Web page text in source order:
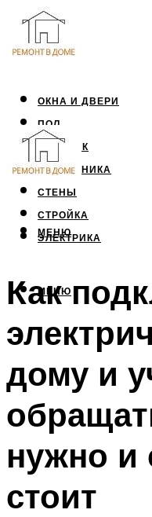
ОКНА И ДВЕРИ
ПОЛ
ПОТОЛОК
САНТЕХНИКА
СТЕНЫ
СТРОЙКА
ЭЛЕКТРИКА
МЕНЮ
МЕНЮ
Как
дому и
нужно и
стоит